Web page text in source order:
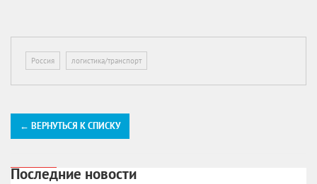
Россия логистика/транспорт
← ВЕРНУТЬСЯ К СПИСКУ
Последние новости